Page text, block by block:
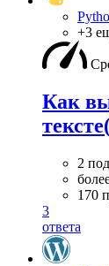
+3
Как
2
170
3
ответа